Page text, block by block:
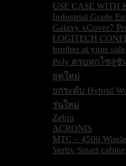
USE CASE WITH
Industrial Grade
Galaxy xCover7
LOGITECH
brother at your side
Poly ครบทุกโซลูชั
ยุคใหม่
ยกระดับ Hybrid
รุ่นใหม่
Zebra
ACRONIS
MTC – 4500
Vertiv Smart